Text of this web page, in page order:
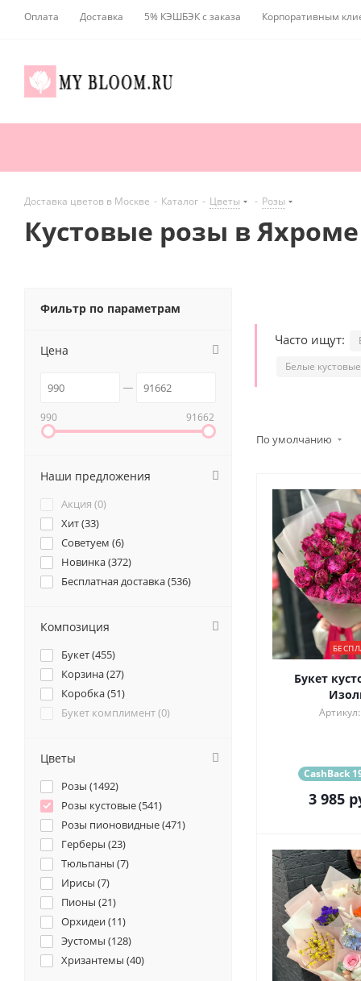
Оплата Доставка 5% КЭШБЭК с заказа Корпоративным
Доставка цветов в Москве - Каталог - Цветы - Розы
Кустовые розы в Яхроме
Часто ищут:
Белые
По умолчанию
Букет
CashBack
3 985
Фильтр по параметрам
Цена
990 91662
Наши предложения
Акция (0)
Хит (33)
Советуем (6)
Новинка (372)
Бесплатная доставка (536)
Композиция
Букет (455)
Корзина (27)
Коробка (51)
Букет комплимент (0)
Цветы
Розы (1492)
Розы кустовые (541)
Розы пионовидные (471)
Герберы (23)
Тюльпаны (7)
Ирисы (7)
Пионы (21)
Орхидеи (11)
Эустомы (128)
Хризантемы (40)